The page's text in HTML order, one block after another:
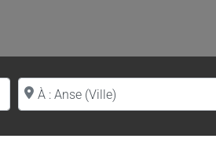
Proche de (ville ou région)